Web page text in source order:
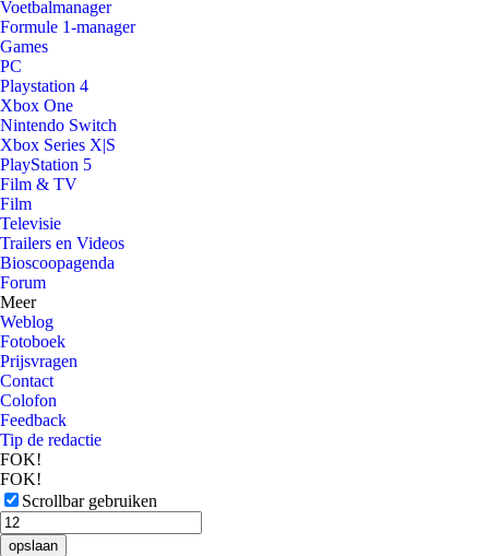
Voetbalmanager
Formule 1-manager
Games
PC
Playstation 4
Xbox One
Nintendo Switch
Xbox Series X|S
PlayStation 5
Film & TV
Film
Televisie
Trailers en Videos
Bioscoopagenda
Forum
Meer
Weblog
Fotoboek
Prijsvragen
Contact
Colofon
Feedback
Tip de redactie
FOK!
FOK!
Scrollbar gebruiken
opslaan